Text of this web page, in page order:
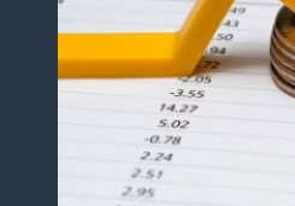
Thuật
Tiếng
Nhật
Bản
Dịch
Thuật
Tiếng
Hàn